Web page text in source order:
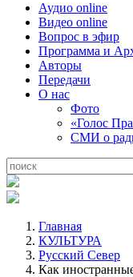
Аудио online
Видео online
Вопрос в эфир
Программа и
Авторы
Передачи
О нас
Фото
«Голос
СМИ о
Главная
КУЛЬТУРА
Русский Север
Как